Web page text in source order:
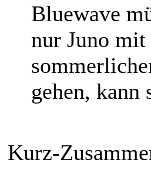
Bluewave
nur Juno
gehen, kann
Kurz-